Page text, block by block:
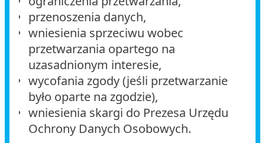
przenoszenia danych,
wniesienia sprzeciwu wobec
przetwarzania opartego na
uzasadnionym interesie,
wycofania zgody (jeśli przetwarzanie
było oparte na zgodzie),
wniesienia skargi do Prezesa Urzędu
Ochrony Danych Osobowych.